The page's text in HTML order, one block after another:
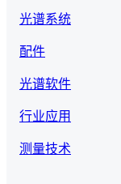
光谱系统
配件
光谱软件
行业应用
测量技术